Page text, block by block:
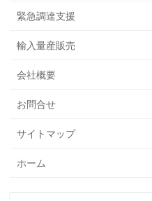
緊急調達支援
輸入量産販売
会社概要
お問合せ
サイトマップ
ホーム